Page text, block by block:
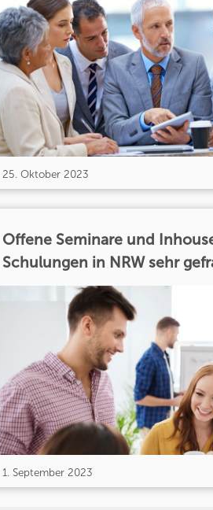
25. Oktober 2023
Offene Seminare und
Schulungen in NRW sehr
1. September 2023